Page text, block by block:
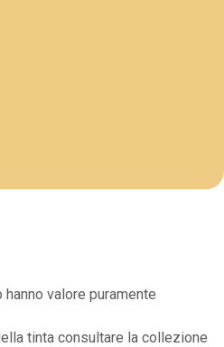
valore puramente
tinta consultare la collezione